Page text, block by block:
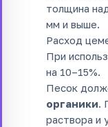
толщина
мм и выше.
Расход
При
на 10–15%.
Песок
органики.
раствора и